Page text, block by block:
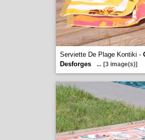
Serviette De Plage Kontiki -
Desforges
... [3 image(s)]